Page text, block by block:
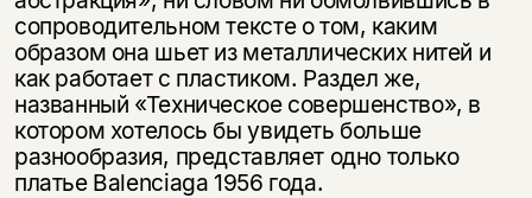
сопроводительном тексте о том, каким
образом она шьет из металлических нитей и
как работает с пластиком. Раздел же,
названный «Техническое совершенство», в
котором хотелось бы увидеть больше
разнообразия, представляет одно только
платье Balenciaga 1956 года.